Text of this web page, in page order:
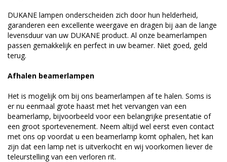
DUKANE lampen onderscheiden zich door hun helderheid,
garanderen een excellente weergave en dragen bij aan de lange
levensduur van uw DUKANE product. Al onze beamerlampen
passen gemakkelijk en perfect in uw beamer. Niet goed, geld
terug.
Afhalen beamerlampen
Het is mogelijk om bij ons beamerlampen af te halen. Soms is
er nu eenmaal grote haast met het vervangen van een
beamerlamp, bijvoorbeeld voor een belangrijke presentatie of
een groot sportevenement. Neem altijd wel eerst even contact
met ons op voordat u een beamerlamp komt ophalen, het kan
zijn dat een lamp net is uitverkocht en wij voorkomen liever de
teleurstelling van een verloren rit.